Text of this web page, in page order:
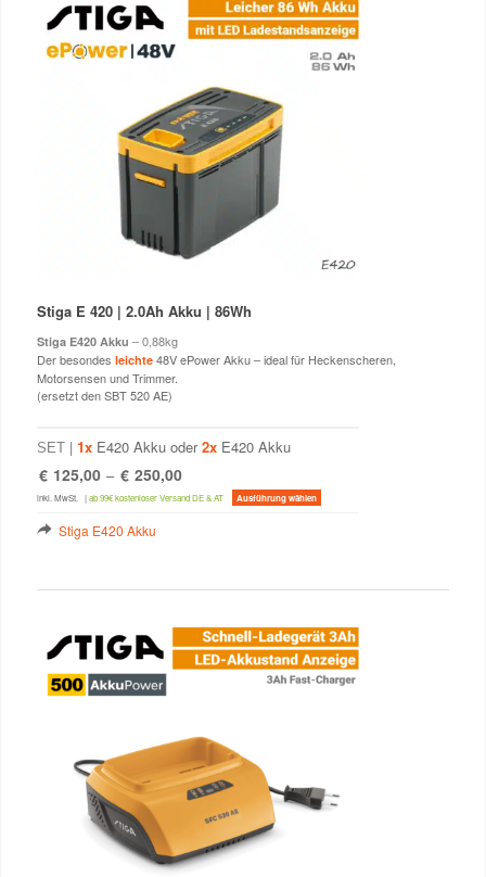
Stiga E 420| 2.0Ah Akku | 86Wh
Stiga E420 Akku – 0,88kg
Der besondes leichte48V ePower Akku – ideal für Heckenscheren,
Motorsensen und Trimmer.
(ersetzt den SBT 520 AE)
SET| 1x E420 Akku oder2xE420 Akku
€ 125,00 – € 250,00
inkl. MwSt. |ab 99€ kostenloser Versand DE & AT Ausführung wählen
Die
können
auf
der
Produktseite
gewählt
Stiga E420 Akku